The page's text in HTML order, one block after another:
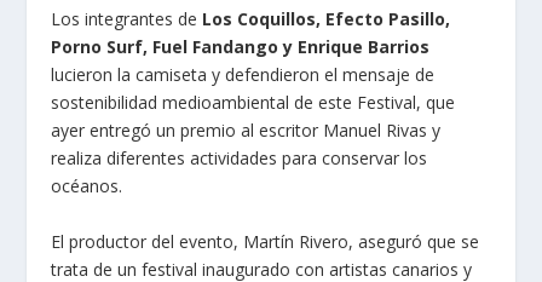
Los integrantes de Los Coquillos, Efecto Pasillo,
Porno Surf, Fuel Fandango y Enrique Barrios
lucieron la camiseta y defendieron el mensaje de
sostenibilidad medioambiental de este Festival, que
ayer entregó un premio al escritor Manuel Rivas y
realiza diferentes actividades para conservar los
océanos.
El productor del evento, Martín Rivero, aseguró que se
trata de un festival inaugurado con artistas canarios y